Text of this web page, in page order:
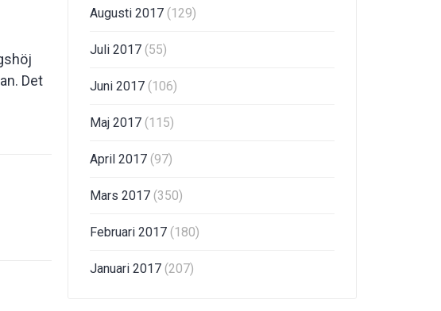
Det
Augusti 2017 (129)
Juli 2017 (55)
Juni 2017 (106)
Maj 2017 (115)
April 2017 (97)
Mars 2017 (350)
Februari 2017 (180)
Januari 2017 (207)